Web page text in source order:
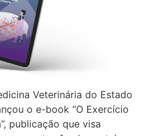
Veterinária do Estado
o e-book “O Exercício
publicação que visa